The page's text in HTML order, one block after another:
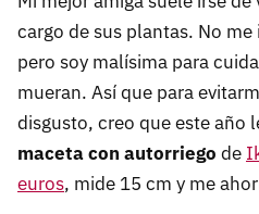
cargo de sus plantas. No
pero soy malísima para
mueran. Así que para
disgusto, creo que este año
maceta con autorriego de
euros, mide 15 cm y me